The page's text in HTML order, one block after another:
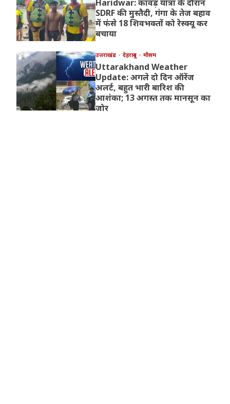
Haridwar: कांवड़ यात्रा के दौरान
SDRF की मुस्तैदी, गंगा के तेज बहाव
में फंसे 18 शिवभक्तों को रेस्क्यू कर
बचाया
उत्तराखंड देहरादून मौसम
Uttarakhand Weather
Update: अगले दो दिन ऑरेंज
अलर्ट, बहुत भारी बारिश की
आशंका; 13 अगस्त तक मानसून का
जोर